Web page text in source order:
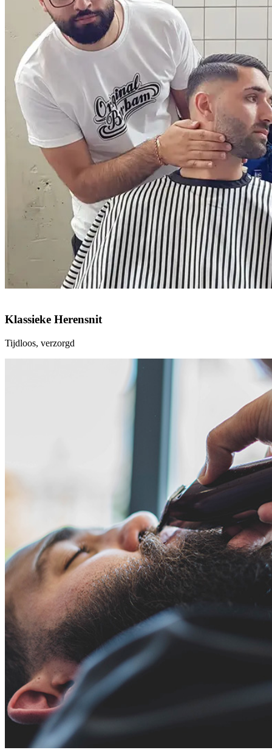
Klassieke Herensnit
Tijdloos, verzorgd